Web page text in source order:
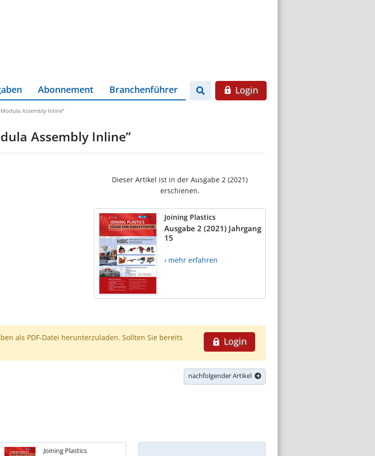
Abonnement Branchenführer Login
Assembly Inline”
Assembly Inline”
Dieser Artikel ist in der Ausgabe 2 (2021)
erschienen.
Joining Plastics
Ausgabe 2 (2021) Jahrgang
15
› mehr erfahren
Login
als PDF-Datei herunterzuladen. Sollten Sie bereits
nachfolgender Artikel
Joining Plastics